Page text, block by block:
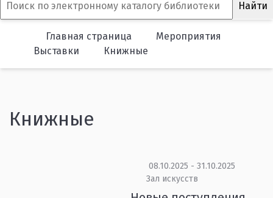
Главная страница
Мероприятия
Выставки
Книжные
Книжные
08.10.2025 - 31.10.2025
Зал искусств